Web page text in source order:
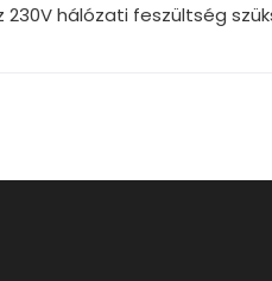
230V hálózati feszültség